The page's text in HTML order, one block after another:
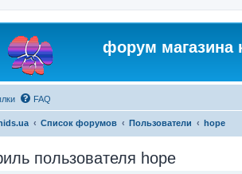
форум магазина
FAQ
Список форумов Пользователи hope
пользователя hope